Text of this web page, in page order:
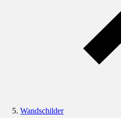
Wandschilder